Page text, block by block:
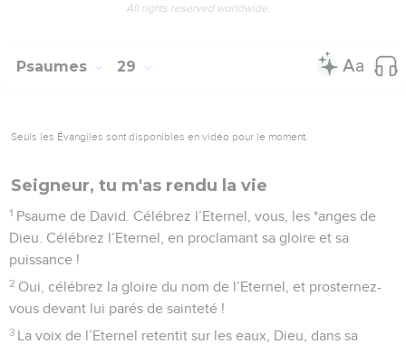
All rights reserved worldwide.
Psaumes 29
Seuls les Évangiles sont disponibles en vidéo pour le moment.
Seigneur, tu m'as rendu la vie
1 Psaume de David. Célébrez l’Eternel, vous, les *anges de
Dieu. Célébrez l’Eternel, en proclamant sa gloire et sa
puissance !
2 Oui, célébrez la gloire du nom de l’Eternel, et prosternez-
vous devant lui parés de sainteté !
3 La voix de l’Eternel retentit sur les eaux, Dieu, dans sa